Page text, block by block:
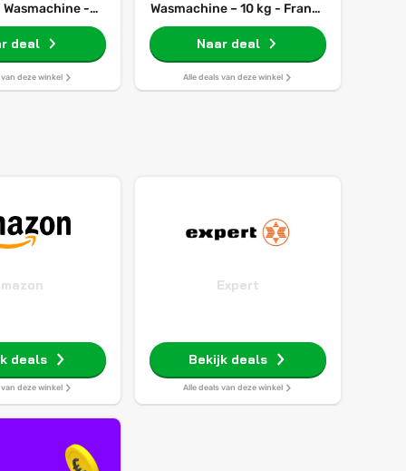
- 8
rpm
deal
van deze winkel
Wasmachine – 10 kg - Franse
scherm - 6000 Serie -
ProSense‑technologie –
Energieklasse A
Naar deal
Alle deals van deze winkel
deals
van deze winkel
Expert
Bekijk deals
Alle deals van deze winkel